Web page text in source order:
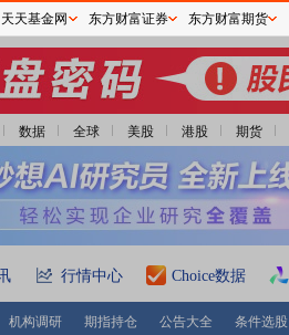
数据 全球 美股 港股 期货
行情中心 Choice数据
机构调研 期指持仓 公告大全 条件选股
天天基金网 东方财富证券 东方财富期货